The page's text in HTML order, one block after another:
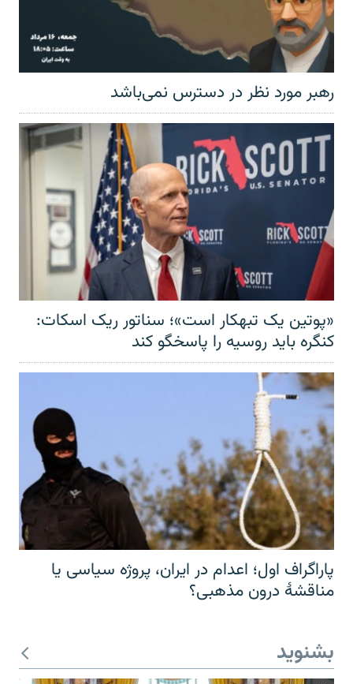
رهبر مورد نظر در دسترس نمی‌باشد
«پوتین یک تبهکار است»؛ سناتور ریک اسکات:
کنگره باید روسیه را پاسخگو کند
پاراگراف اول؛ اعدام در ایران، پروژه سیاسی یا
مناقشهٔ درون مذهبی؟
بشنوید